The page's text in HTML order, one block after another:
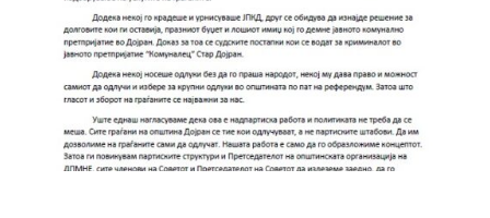
Документи
Услуги
Финансии